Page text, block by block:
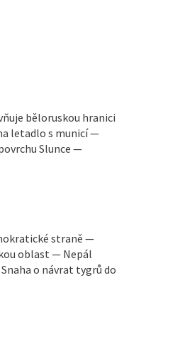
běloruskou hranici
letadlo s municí —
Slunce —
straně —
oblast — Nepál
o návrat tygrů do